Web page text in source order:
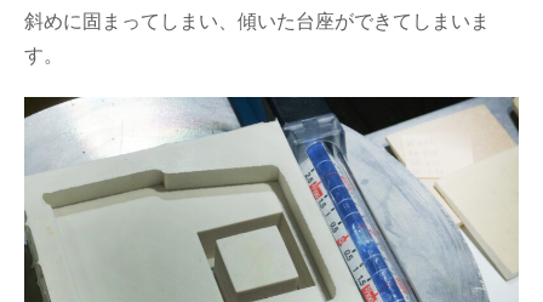
斜めに固まってしまい、傾いた台座ができてしまいま
す。